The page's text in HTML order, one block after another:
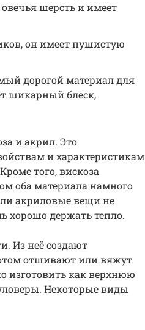
шерсть и имеет
он имеет пушистую
дорогой материал для
шикарный блеск,
и акрил. Это
и характеристикам
того, вискоза
оба материала намного
акриловые вещи не
хорошо держать тепло.
Из неё создают
отшивают или вяжут
изготовить как верхнюю
Некоторые виды